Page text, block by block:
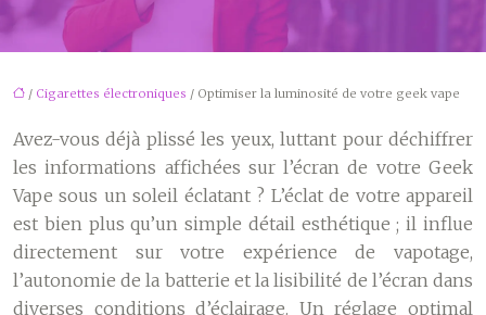
/ Cigarettes électroniques / Optimiser la luminosité de votre geek vape
Avez-vous déjà plissé les yeux, luttant pour déchiffrer
les informations affichées sur l’écran de votre Geek
Vape sous un soleil éclatant ? L’éclat de votre appareil
est bien plus qu’un simple détail esthétique ; il influe
directement sur votre expérience de vapotage,
l’autonomie de la batterie et la lisibilité de l’écran dans
diverses conditions d’éclairage. Un réglage optimal